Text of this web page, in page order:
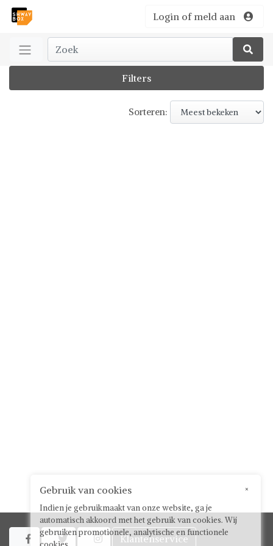
Login of meld aan
Filters
Sorteren:
   Klantenservice
×
Gebruik van cookies
Indien je gebruikmaakt van onze website, ga je
automatisch akkoord met het gebruik van cookies. Wij
gebruiken promotionele, analytische en functionele